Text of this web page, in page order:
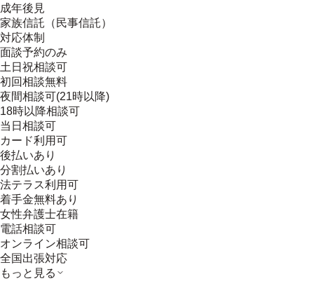
成年後見
家族信託（民事信託）
対応体制
面談予約のみ
土日祝相談可
初回相談無料
夜間相談可(21時以降)
18時以降相談可
当日相談可
カード利用可
後払いあり
分割払いあり
法テラス利用可
着手金無料あり
女性弁護士在籍
電話相談可
オンライン相談可
全国出張対応
もっと見る